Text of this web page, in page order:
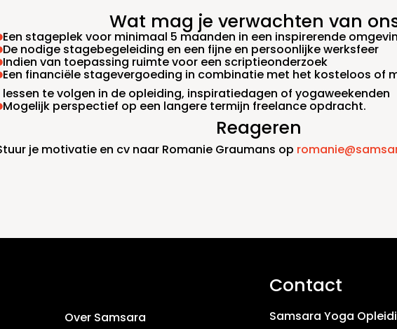
Wat mag je verwachten van
Een stageplek voor minimaal 5 maanden in een inspirerende
De nodige stagebegeleiding en een fijne en persoonlijke werksfeer
Indien van toepassing ruimte voor een scriptieonderzoek
Een financiële stagevergoeding in combinatie met het kosteloos of
lessen te volgen in de opleiding, inspiratiedagen of yogaweekenden
Mogelijk perspectief op een langere termijn freelance opdracht.
Reageren
je motivatie en cv naar Romanie Graumans op
Over Samsara
Contact
Samsara Yoga